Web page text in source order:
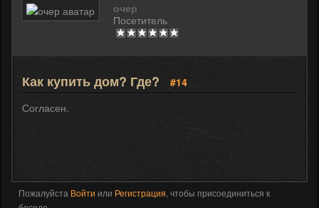
очер
Посетитель
Как купить дом? Где?
#14
Согласен.
Пожалуйста Войти или Регистрация, чтобы присоединиться к